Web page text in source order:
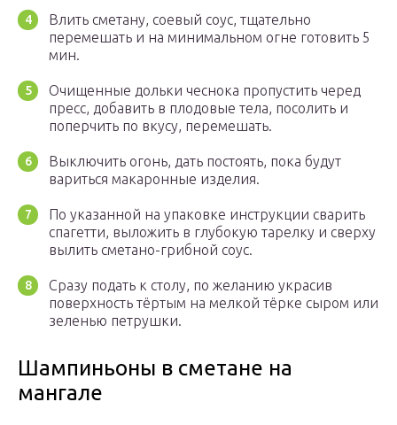
Влить сметану, соевый соус, тщательно
перемешать и на минимальном огне готовить 5
мин.
Очищенные дольки чеснока пропустить черед
пресс, добавить в плодовые тела, посолить и
поперчить по вкусу, перемешать.
Выключить огонь, дать постоять, пока будут
вариться макаронные изделия.
По указанной на упаковке инструкции сварить
спагетти, выложить в глубокую тарелку и сверху
вылить сметано-грибной соус.
Сразу подать к столу, по желанию украсив
поверхность тёртым на мелкой тёрке сыром или
зеленью петрушки.
Шампиньоны в сметане на
мангале